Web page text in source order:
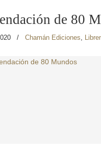
de 80
/ Chamán Ediciones,